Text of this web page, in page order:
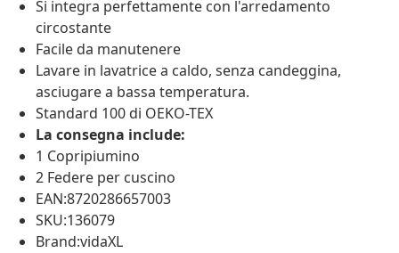
Si integra perfettamente con l'arredamento
circostante
Facile da manutenere
Lavare in lavatrice a caldo, senza candeggina,
asciugare a bassa temperatura.
Standard 100 di OEKO-TEX
La consegna include:
1 Copripiumino
2 Federe per cuscino
EAN:8720286657003
SKU:136079
Brand:vidaXL